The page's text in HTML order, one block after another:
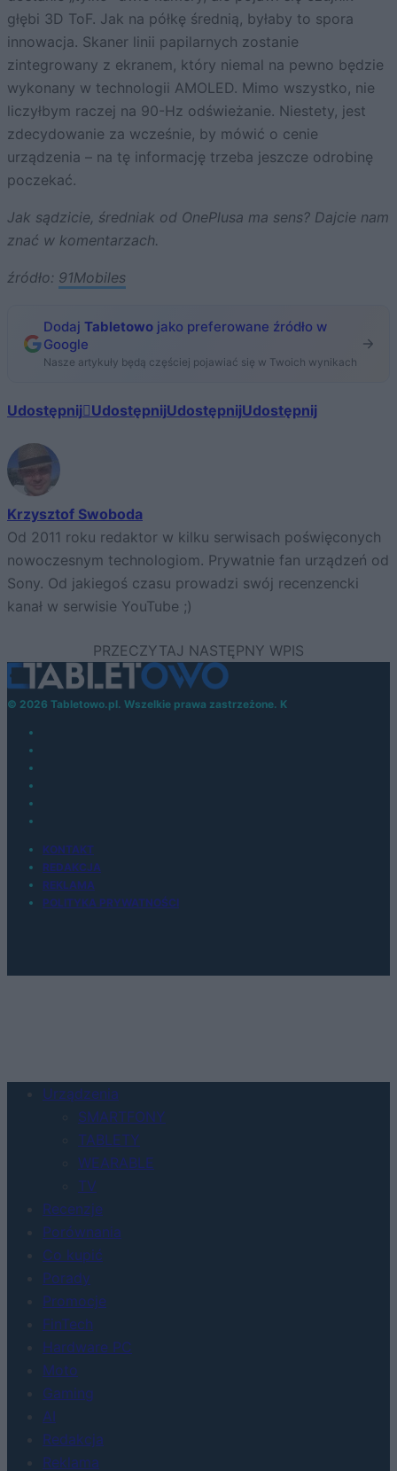
głębi 3D ToF. Jak na półkę średnią, byłaby to spora
innowacja. Skaner linii papilarnych zostanie
zintegrowany z ekranem, który niemal na pewno będzie
wykonany w technologii AMOLED. Mimo wszystko, nie
liczyłbym raczej na 90-Hz odświeżanie. Niestety, jest
zdecydowanie za wcześnie, by mówić o cenie
urządzenia – na tę informację trzeba jeszcze odrobinę
poczekać.
Jak sądzicie, średniak od OnePlusa ma sens? Dajcie nam
znać w komentarzach.
źródło: 91Mobiles
Dodaj Tabletowo jako preferowane źródło w
Google
Nasze artykuły będą częściej pojawiać się w Twoich wynikach
Udostępnij UdostępnijUdostępnijUdostępnij
Krzysztof Swoboda
Od 2011 roku redaktor w kilku serwisach poświęconych
nowoczesnym technologiom. Prywatnie fan urządzeń od
Sony. Od jakiegoś czasu prowadzi swój recenzencki
kanał w serwisie YouTube ;)
© 2026 Tabletowo.pl. Wszelkie prawa zastrzeżone. K
KONTAKT
REDAKCJA
REKLAMA
POLITYKA PRYWATNOŚCI
Urządzenia
SMARTFONY
TABLETY
WEARABLE
TV
Recenzje
Porównania
Co kupić
Porady
Promocje
FinTech
Hardware PC
Moto
Gaming
AI
Redakcja
Reklama